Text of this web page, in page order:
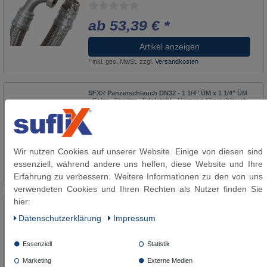
ab 53,39 € *
Artikel anzeigen
* inkl. ges. MwSt. zzgl.Versandkosten
SFX® Panzerschlauch DN32 - 1 1/4" ÜM x 1 1/4" ÜM
- Solar - Sanitär - Edelstahl - Heizung Flexschlauch
ab 38,62 € *
Artikel anzeigen
*inkl. ges. MwSt.zzgl.Versandkosten
Heizung
Wir nutzen Cookies auf unserer Website. Einige von diesen sind
essenziell, während andere uns helfen, diese Website und Ihre
Erfahrung zu verbessern. Weitere Informationen zu den von uns
verwendeten Cookies und Ihren Rechten als Nutzer finden Sie
hier:
Daten­schutz­erklärung
Impressum
Essenziell Statistik
Marketing Externe Medien